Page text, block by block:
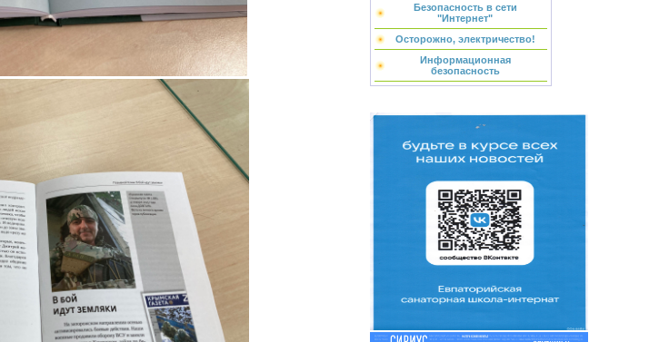
Безопасность в сети
"Интернет"
Осторожно, электричество!
Информационная
безопасность